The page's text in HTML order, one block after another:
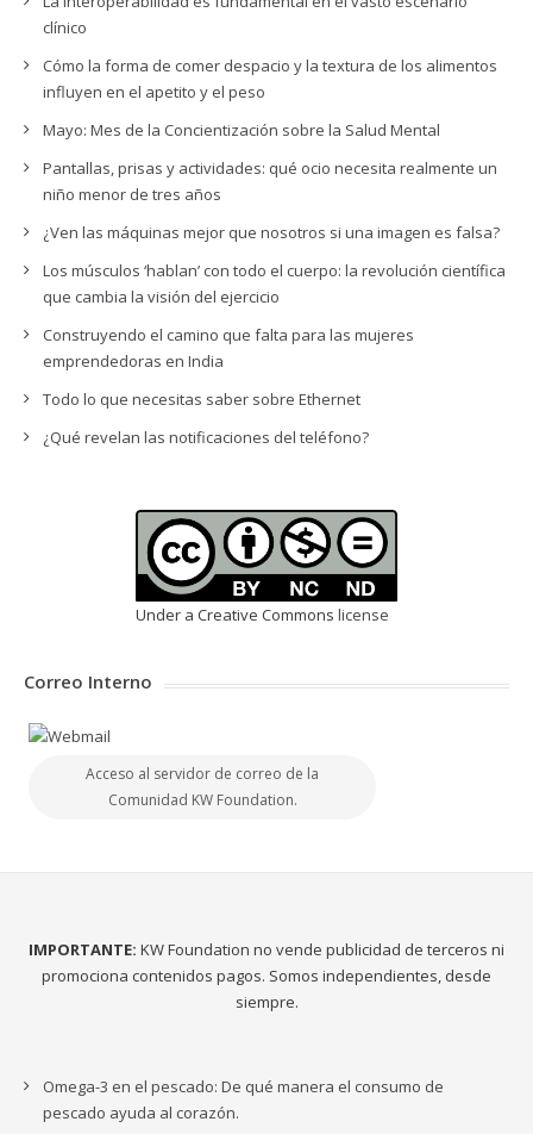
clínico
Cómo la forma de comer despacio y la textura de los alimentos
influyen en el apetito y el peso
Mayo: Mes de la Concientización sobre la Salud Mental
Pantallas, prisas y actividades: qué ocio necesita realmente un
niño menor de tres años
¿Ven las máquinas mejor que nosotros si una imagen es falsa?
Los músculos ‘hablan’ con todo el cuerpo: la revolución científica
que cambia la visión del ejercicio
Construyendo el camino que falta para las mujeres
emprendedoras en India
Todo lo que necesitas saber sobre Ethernet
¿Qué revelan las notificaciones del teléfono?
Under a Creative Commons license
Correo Interno
Acceso al servidor de correo de la
Comunidad KW Foundation.
IMPORTANTE: KW Foundation no vende publicidad de terceros ni
promociona contenidos pagos. Somos independientes, desde
siempre.
Omega-3 en el pescado: De qué manera el consumo de
pescado ayuda al corazón.